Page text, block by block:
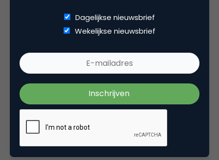
ondernemingen op hetzelfde bedrijfsadres,
w.o. hypotheekadviseur en voor zover ik dat
14 augustus 2005 om 12:12
Dagelijkse nieuwsbrief
Wekelijkse nieuwsbrief